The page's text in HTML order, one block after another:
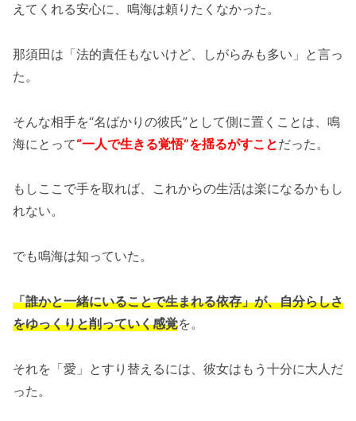
えてくれる安心に、鳴海は頼りたくなかった。
那須田は「法的責任もないけど、しがらみも多い」と言っ
た。
そんな相手を“名ばかりの彼氏”として側に置くことは、鳴
海にとって“一人で生きる覚悟”を揺るがすことだった。
もしここで手を取れば、これからの生活は楽になるかもし
れない。
でも鳴海は知っていた。
「誰かと一緒にいることで生まれる依存」が、自分らしさ
をゆっくりと削っていく感覚を。
それを「愛」とすり替えるには、彼女はもう十分に大人だ
った。